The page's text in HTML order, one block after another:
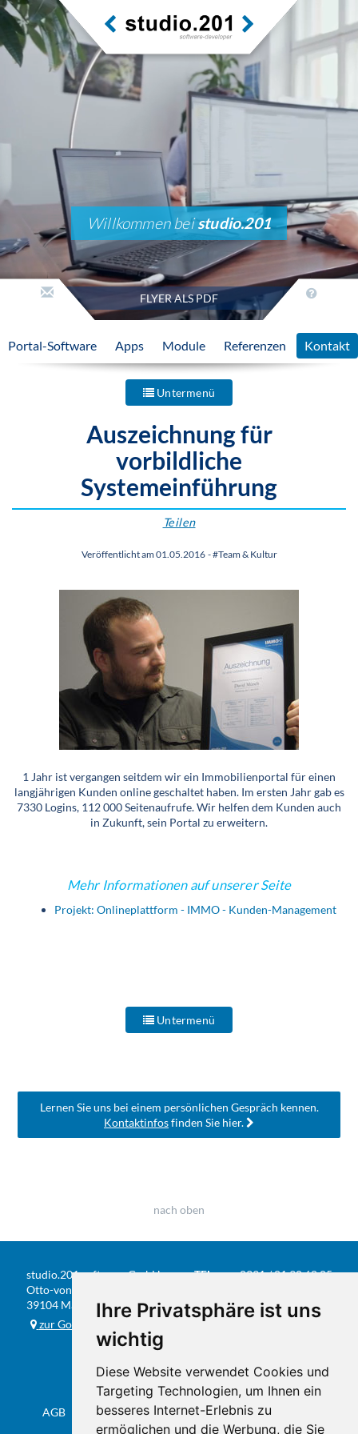
Ihre Privatsphäre ist uns
wichtig
Diese Website verwendet Cookies und
Targeting Technologien, um Ihnen ein
besseres Internet-Erlebnis zu
ermöglichen und die Werbung, die Sie
Willkommen beistudio.201
FLYER ALS PDF
Portal-Software Apps Module Referenzen Kontakt
Untermenü
Auszeichnung für
vorbildliche
Systemeinführung
Teilen
Veröffentlicht am 01.05.2016 -#Team & Kultur
1 Jahr ist vergangen seitdem wir ein Immobilienportal für einen
langjährigen Kunden online geschaltet haben. Im ersten Jahr gab es
7330 Logins, 112 000 Seitenaufrufe. Wir helfen dem Kunden auch
in Zukunft, sein Portal zu erweitern.
Mehr Informationen auf unserer Seite
Projekt: Onlineplattform - IMMO - Kunden-Management
Untermenü
Lernen Sie uns bei einem persönlichen Gespräch kennen.
Kontaktinfosfinden Sie hier.
nach oben
studio.201 software GmbH
Otto-von-Guericke-Str. 104
39104 Magdeburg
zur Google-Karte
TEL
0391 / 81 90 68 05
E-MAIL info@studio201.de
AGB Datenschutz & Impressum Sitemap